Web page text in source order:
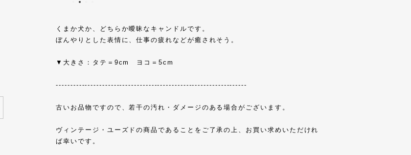
くまか犬か、どちらか曖昧なキャンドルです。
ぼんやりとした表情に、仕事の疲れなどが癒されそう。
▼大きさ：タテ＝9cm ヨコ＝5cm
------------------------------------------------------------------
古いお品物ですので、若干の汚れ・ダメージのある場合がございます。
ヴィンテージ・ユーズドの商品であることをご了承の上、お買い求めいただけれ
ば幸いです。